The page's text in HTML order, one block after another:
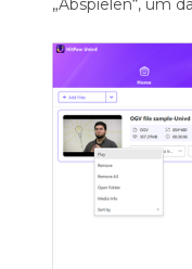
„Abspielen“, um